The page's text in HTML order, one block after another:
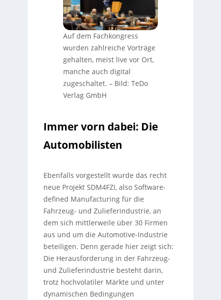
Auf dem Fachkongress
wurden zahlreiche Vorträge
gehalten, meist live vor Ort,
manche auch digital
zugeschaltet. – Bild: TeDo
Verlag GmbH
Immer vorn dabei: Die
Automobilisten
Ebenfalls vorgestellt wurde das recht
neue Projekt SDM4FZI, also Software-
defined Manufacturing für die
Fahrzeug- und Zulieferindustrie, an
dem sich mittlerweile über 30 Firmen
aus und um die Automotive-Industrie
beteiligen. Denn gerade hier zeigt sich:
Die Herausforderung in der Fahrzeug-
und Zulieferindustrie besteht darin,
trotz hochvolatiler Märkte und unter
dynamischen Bedingungen